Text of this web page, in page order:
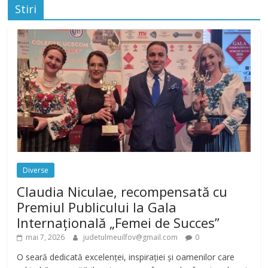
Stiri
Diverse
Claudia Niculae, recompensată cu
Premiul Publicului la Gala
Internațională „Femei de Succes”
mai 7, 2026 judetulmeuilfov@gmail.com 0
O seară dedicată excelenței, inspirației și oamenilor care